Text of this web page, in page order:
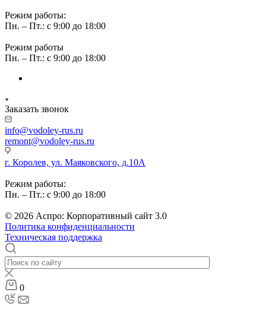
Режим работы:
Пн. – Пт.: с 9:00 до 18:00
Режим работы
Пн. – Пт.: с 9:00 до 18:00
Заказать звонок
info@vodoley-rus.ru
remont@vodoley-rus.ru
г. Королев, ул. Маяковского, д.10А
Режим работы:
Пн. – Пт.: с 9:00 до 18:00
© 2026 Аспро: Корпоративный сайт 3.0
Политика конфиденциальности
Техническая поддержка
0